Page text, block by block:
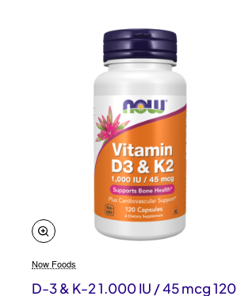
Now Foods
D-3 & K-2 1.000 IU / 45 mcg 120